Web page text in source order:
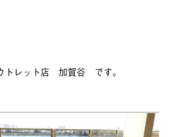
トレット店 加賀谷 です。